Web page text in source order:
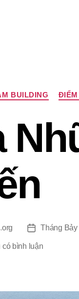
Chuyên
mục
BUILDING
NgàyTháng Bảy
có bình luậnở
Những